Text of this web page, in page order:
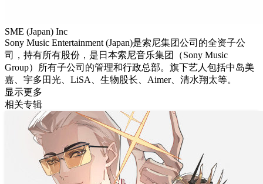
SME (Japan) Inc
Sony Music Entertainment (Japan)是索尼集团公司的全资子公
司，持有所有股份，是日本索尼音乐集团（Sony Music
Group）所有子公司的管理和行政总部。旗下艺人包括中岛美
嘉、宇多田光、LiSA、生物股长、Aimer、清水翔太等。
显示更多
相关专辑